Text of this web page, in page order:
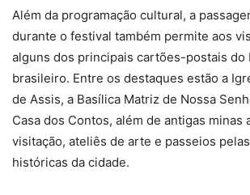
Além da programação cultural, a
durante o festival também permite aos
alguns dos principais cartões-postais do
brasileiro. Entre os destaques estão a
de Assis, a Basílica Matriz de Nossa
Casa dos Contos, além de antigas minas
visitação, ateliês de arte e passeios
históricas da cidade.